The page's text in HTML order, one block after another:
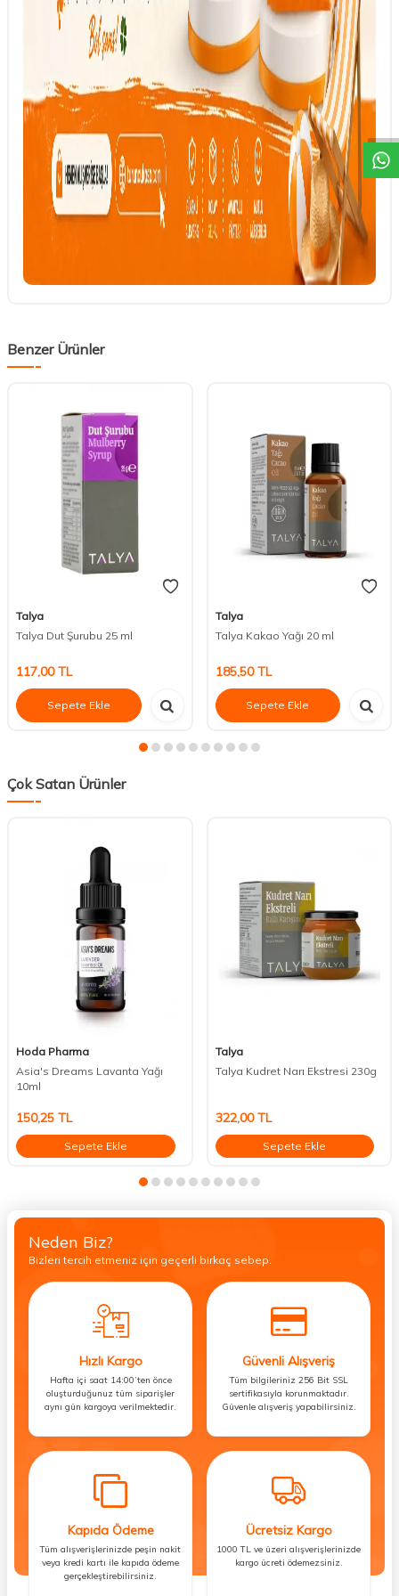
DESTEK
Benzer Ürünler
Talya
Talya Dut Şurubu 25 ml
117,00TL
Sepete Ekle
Talya
Talya Kakao Yağı 20 ml
185,50TL
Sepete Ekle
Çok Satan Ürünler
Hoda Pharma
Asia's Dreams Lavanta Yağı
10ml
150,25 TL
Sepete Ekle
Talya
Talya Kudret Narı Ekstresi 230g
322,00TL
Sepete Ekle
Neden Biz?
Bizleri tercih etmeniz için geçerli birkaç sebep.
Hızlı Kargo
Hafta içi saat 14:00’ten önce
oluşturduğunuz tüm siparişler
aynı gün kargoya verilmektedir.
Güvenli Alışveriş
Tüm bilgileriniz 256 Bit SSL
sertifikasıyla korunmaktadır.
Güvenle alışveriş yapabilirsiniz.
Kapıda Ödeme
Tüm alışverişlerinizde peşin nakit
veya kredi kartı ile kapıda ödeme
gerçekleştirebilirsiniz.
Ücretsiz Kargo
1000 TL ve üzeri alışverişlerinizde
kargo ücreti ödemezsiniz.